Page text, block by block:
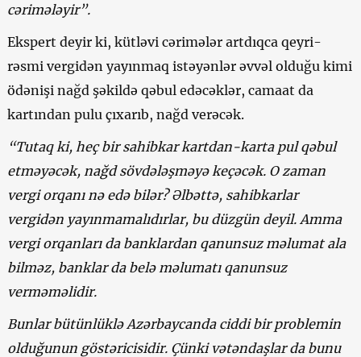
cərimələyir”.
Ekspert deyir ki, kütləvi cərimələr artdıqca qeyri-
rəsmi vergidən yayınmaq istəyənlər əvvəl olduğu kimi
ödənişi nağd şəkildə qəbul edəcəklər, camaat da
kartından pulu çıxarıb, nağd verəcək.
“Tutaq ki, heç bir sahibkar kartdan-karta pul qəbul
etməyəcək, nağd sövdələşməyə keçəcək. O zaman
vergi orqanı nə edə bilər? Əlbəttə, sahibkarlar
vergidən yayınmamalıdırlar, bu düzgün deyil. Amma
vergi orqanları da banklardan qanunsuz məlumat ala
bilməz, banklar da belə məlumatı qanunsuz
verməməlidir.
Bunlar bütünlüklə Azərbaycanda ciddi bir problemin
olduğunun göstəricisidir. Çünki vətəndaşlar da bunu